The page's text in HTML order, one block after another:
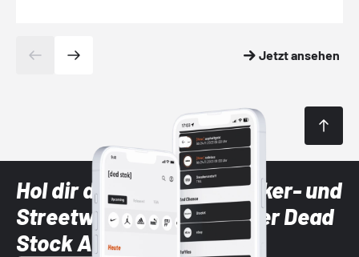
Jetzt ansehen
Hol dir die neuesten Sneaker- und
Streetwear-Brands mit der Dead
Stock App